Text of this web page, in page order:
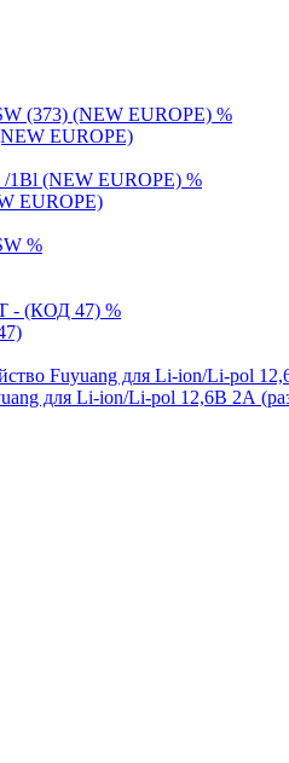
%
EUROPE)
%
EUROPE)
%
%
для Li-ion/Li-pol 12,6В 2А